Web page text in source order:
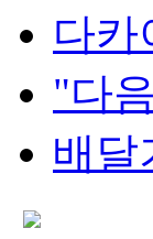
다카
"다
배달